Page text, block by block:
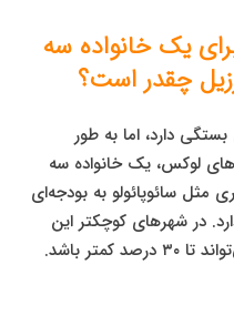
یک خانواده سه
چقدر است؟
دارد، اما به طور
لوکس، یک خانواده سه
سائوپائولو به بودجه‌ای
ماه نیاز دارد. در شهرهای کوچکتر این
باشد.